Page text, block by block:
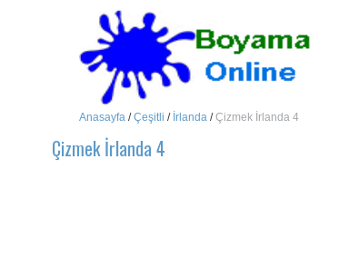
Anasayfa /Çeşitli / İrlanda /Çizmek İrlanda 4
Çizmek İrlanda 4